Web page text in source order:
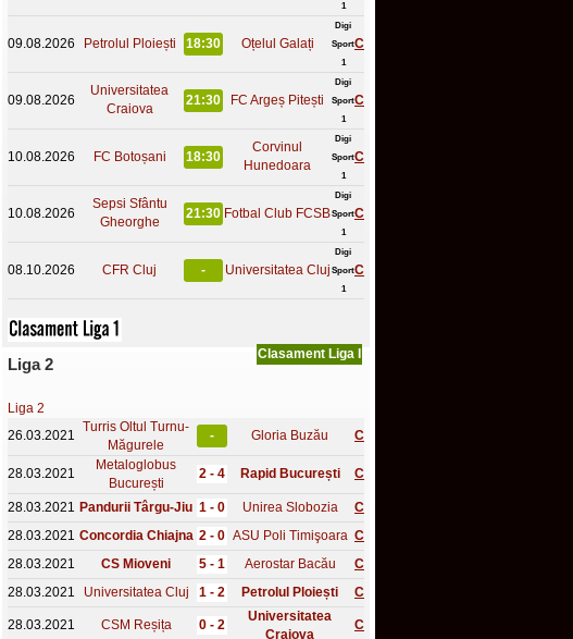
1
09.08.2026 Petrolul Ploiești 18:30 Oțelul Galați
Digi
Sport
1
C
09.08.2026
Universitatea
Craiova
21:30 FC Argeș Pitești
Digi
Sport
1
C
10.08.2026 FC Botoșani 18:30
Corvinul
Hunedoara
Digi
Sport
1
C
10.08.2026
Sepsi Sfântu
Gheorghe
21:30 Fotbal Club FCSB
Digi
Sport
1
C
08.10.2026 CFR Cluj - Universitatea Cluj
Digi
Sport
1
C
Clasament Liga I
Liga 2
Liga 2
26.03.2021
Turris Oltul Turnu-
Măgurele
- Gloria Buzău C
28.03.2021
Metaloglobus
București
2 - 4 Rapid București C
28.03.2021 Pandurii Târgu-Jiu 1 - 0 Unirea Slobozia
C
28.03.2021 Concordia Chiajna 2 - 0 ASU Poli Timişoara C
28.03.2021
CS Mioveni 5 - 1 Aerostar Bacău
C
28.03.2021
Universitatea Cluj 1 - 2 Petrolul Ploiești C
28.03.2021 CSM Reșița 0 - 2
Universitatea
Craiova
C